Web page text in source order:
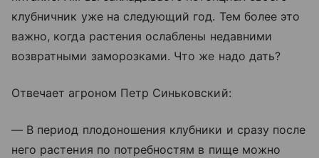
клубничник уже на следующий год. Тем более это
важно, когда растения ослаблены недавними
возвратными заморозками. Что же надо дать?
Отвечает агроном Петр Синьковский:
— В период плодоношения клубники и сразу после
него растения по потребностям в пище можно